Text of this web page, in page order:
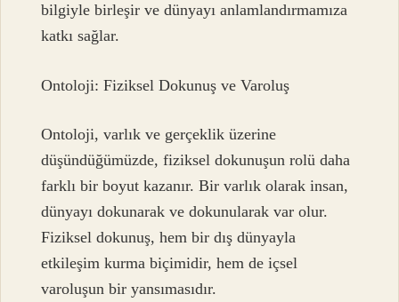
bilgiyle birleşir ve dünyayı anlamlandırmamıza
katkı sağlar.
Ontoloji: Fiziksel Dokunuş ve Varoluş
Ontoloji, varlık ve gerçeklik üzerine
düşündüğümüzde, fiziksel dokunuşun rolü daha
farklı bir boyut kazanır. Bir varlık olarak insan,
dünyayı dokunarak ve dokunularak var olur.
Fiziksel dokunuş, hem bir dış dünyayla
etkileşim kurma biçimidir, hem de içsel
varoluşun bir yansımasıdır.